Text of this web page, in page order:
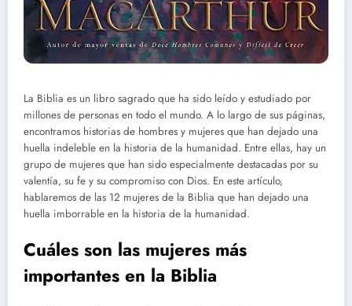
La Biblia es un libro sagrado que ha sido leído y estudiado por
millones de personas en todo el mundo. A lo largo de sus páginas,
encontramos historias de hombres y mujeres que han dejado una
huella indeleble en la historia de la humanidad. Entre ellas, hay un
grupo de mujeres que han sido especialmente destacadas por su
valentía, su fe y su compromiso con Dios. En este artículo,
hablaremos de las 12 mujeres de la Biblia que han dejado una
huella imborrable en la historia de la humanidad.
Cuáles son las mujeres más
importantes en la Biblia